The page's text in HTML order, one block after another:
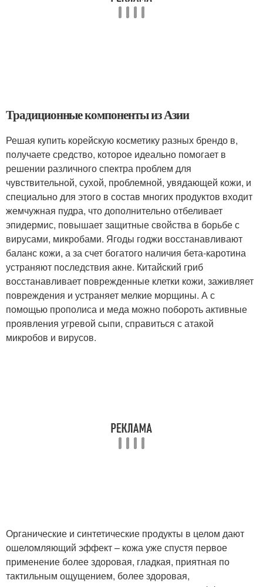
Традиционные компоненты из Азии
Решая купить корейскую косметику разных брендо в,
получаете средство, которое идеально помогает в
решении различного спектра проблем для
чувствительной, сухой, проблемной, увядающей кожи, и
специально для этого в состав многих продуктов входит
жемчужная пудра, что дополнительно отбеливает
эпидермис, повышает защитные свойства в борьбе с
вирусами, микробами. Ягоды годжи восстанавливают
баланс кожи, а за счет богатого наличия бета-каротина
устраняют последствия акне. Китайский гриб
восстанавливает поврежденные клетки кожи, заживляет
повреждения и устраняет мелкие морщины. А с
помощью прополиса и меда можно побороть активные
проявления угревой сыпи, справиться с атакой
микробов и вирусов.
Органические и синтетические продукты в целом дают
ошеломляющий эффект – кожа уже спустя первое
применение более здоровая, гладкая, приятная по
тактильным ощущением, более здоровая,